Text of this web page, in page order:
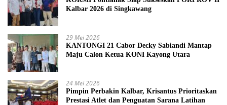
Kalbar 2026 di Singkawang
29 Mei 2026
KANTONGI 21 Cabor Decky Sabiandi Mantap
Maju Calon Ketua KONI Kayong Utara
24 Mei 2026
Pimpin Perbakin Kalbar, Krisantus Prioritaskan
Prestasi Atlet dan Penguatan Sarana Latihan